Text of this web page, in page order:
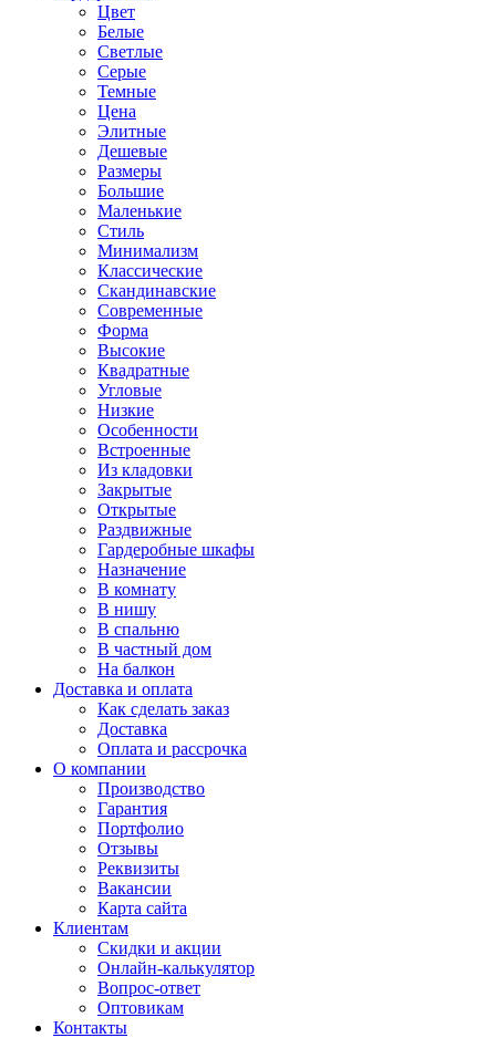
Цвет
Белые
Светлые
Серые
Темные
Цена
Элитные
Дешевые
Размеры
Большие
Маленькие
Стиль
Минимализм
Классические
Скандинавские
Современные
Форма
Высокие
Квадратные
Угловые
Низкие
Особенности
Встроенные
Из кладовки
Закрытые
Открытые
Раздвижные
Гардеробные шкафы
Назначение
В комнату
В нишу
В спальню
В частный дом
На балкон
Доставка и оплата
Как сделать заказ
Доставка
Оплата и рассрочка
О компании
Производство
Гарантия
Портфолио
Отзывы
Реквизиты
Вакансии
Карта сайта
Клиентам
Скидки и акции
Онлайн-калькулятор
Вопрос-ответ
Оптовикам
Контакты